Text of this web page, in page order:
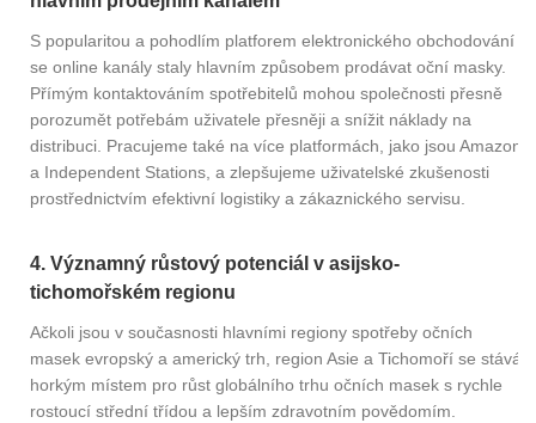
S popularitou a pohodlím platforem elektronického obchodování
se online kanály staly hlavním způsobem prodávat oční masky.
Přímým kontaktováním spotřebitelů mohou společnosti přesně
porozumět potřebám uživatele přesněji a snížit náklady na
distribuci. Pracujeme také na více platformách, jako jsou Amazon
a Independent Stations, a zlepšujeme uživatelské zkušenosti
prostřednictvím efektivní logistiky a zákaznického servisu.
4. Významný růstový potenciál v asijsko-
tichomořském regionu
Ačkoli jsou v současnosti hlavními regiony spotřeby očních
masek evropský a americký trh, region Asie a Tichomoří se stává
horkým místem pro růst globálního trhu očních masek s rychle
rostoucí střední třídou a lepším zdravotním povědomím.